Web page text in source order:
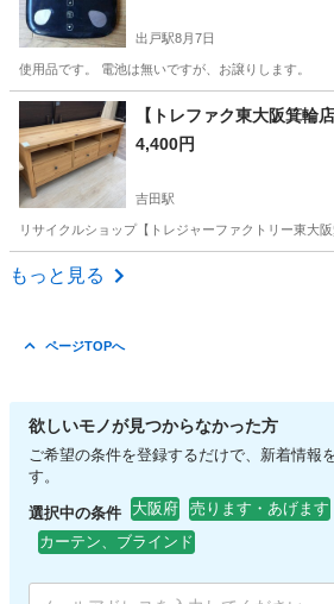
出戸駅8月7日
使用品です。 電池は無いですが、お譲りします。
大阪 大阪市 出戸駅 家具 コンパク
【トレファク東大阪箕輪
4,400円
吉田駅
リサイクルショップ【トレジャーファクトリー
大阪 東大阪市
もっと見る
ページTOPへ
欲しいモノが見つからなかった方
ご希望の条件を登録するだけで、新着情報
す。
選択中の条件 大阪府 売ります・あげます
カーテン、ブラインド